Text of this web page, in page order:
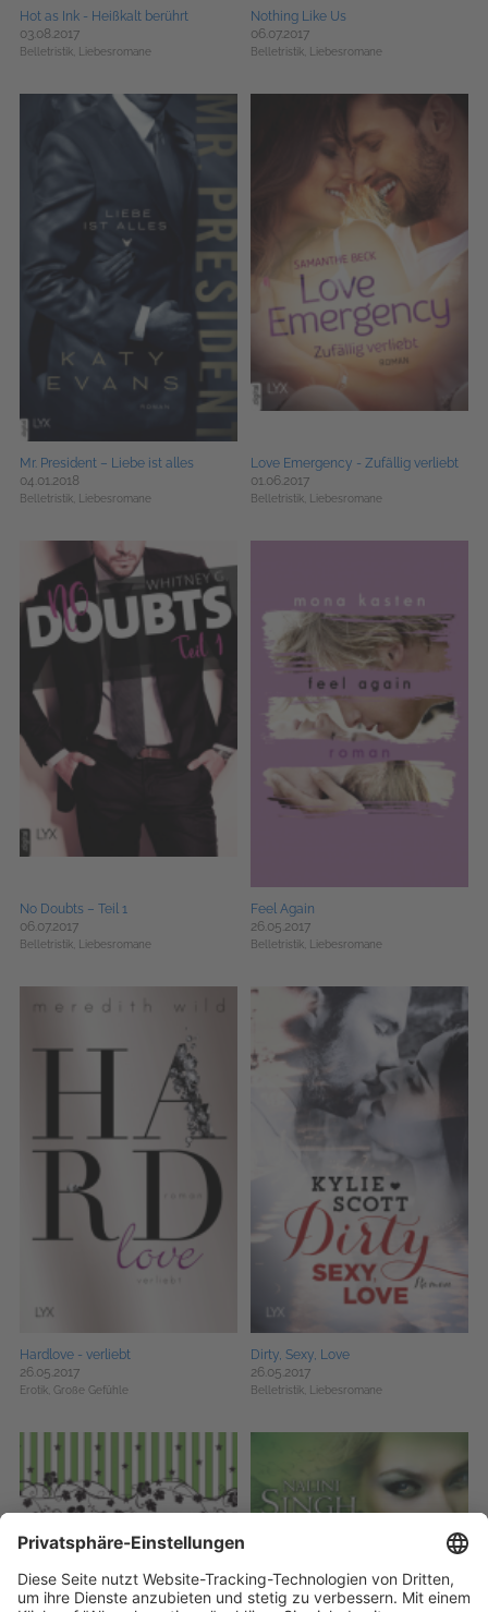
Hot as Ink - Heißkalt berührt
03.08.2017
Belletristik, Liebesromane
Nothing Like Us
06.07.2017
Belletristik, Liebesromane
Mr. President – Liebe ist alles
04.01.2018
Belletristik, Liebesromane
Love Emergency - Zufällig verliebt
01.06.2017
Belletristik, Liebesromane
No Doubts – Teil 1
06.07.2017
Belletristik, Liebesromane
Feel Again
26.05.2017
Belletristik, Liebesromane
Hardlove - verliebt
26.05.2017
Erotik, Große Gefühle
Dirty, Sexy, Love
26.05.2017
Belletristik, Liebesromane